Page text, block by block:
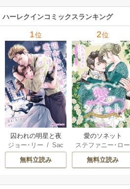
ーガン/星合操/ア
ン･ウィール/ 津寺
里可子
ウェイ/一重夕子
ハーレクインコミックスランキング
1位
囚われの明星と夜
明けのシュヴァリ
エ
ジョー･リー /Sac
hiyo
無料立読み
2位
愛のソネット
ステファニー･ロー
レンス/ わたぬき
めん
無料立読み